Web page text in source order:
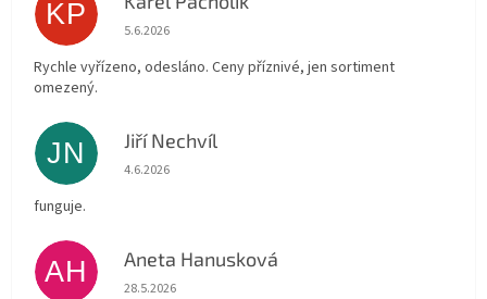
KP Hodnocení obchodu je 4 z 5 hvězdiček.
5.6.2026
Rychle vyřízeno, odesláno. Ceny příznivé, jen sortiment
omezený.
JN Jiří Nechvíl
Hodnocení obchodu je 5 z 5 hvězdiček.
4.6.2026
funguje.
AH Aneta Hanusková
Hodnocení obchodu je 5 z 5 hvězdiček.
28.5.2026